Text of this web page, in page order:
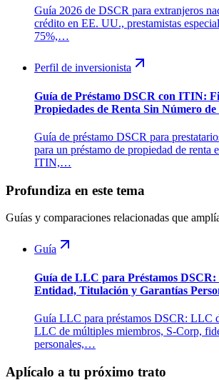
Guía 2026 de DSCR para extranjeros
crédito en EE. UU., prestamistas
75%,…
Perfil de inversionista
Guía de Préstamo DSCR con ITIN:
Propiedades de Renta Sin Número de
Guía de préstamo DSCR para
para un préstamo de propiedad de renta
ITIN,…
Profundiza en este tema
Guías y comparaciones relacionadas que
Guía
Guía de LLC para Préstamos
Entidad, Titulación y Garantías
Guía LLC para préstamos DSCR: LLC
LLC de múltiples miembros, S-Corp,
personales,…
Aplícalo a tu próximo trato